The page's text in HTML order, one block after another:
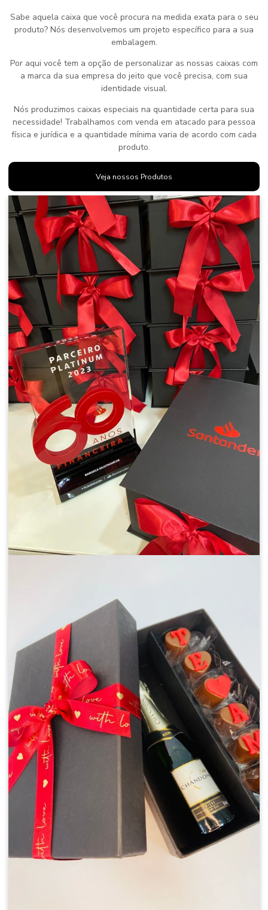
Sabe aquela caixa que você procura na medida exata para o seu
produto? Nós desenvolvemos um projeto específico para a sua
embalagem.
Por aqui você tem a opção de personalizar as nossas caixas com
a marca da sua empresa do jeito que você precisa, com sua
identidade visual.
Nós produzimos caixas especiais na quantidade certa para sua
necessidade! Trabalhamos com venda em atacado para pessoa
física e jurídica e a quantidade mínima varia de acordo com cada
produto.
Veja nossos Produtos